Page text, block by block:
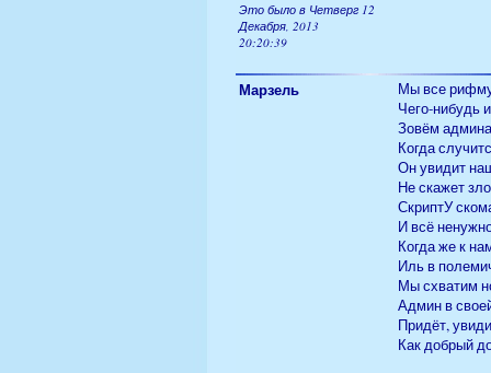
Это было в Четверг 12
Декабря, 2013
20:20:39
Марзель
Мы все
Чего-нибудь
Зовём
Когда
Он увидит
Не скажет
СкриптУ
И всё
Когда же к
Иль в
Мы схватим
Админ в
Придёт,
Как добрый